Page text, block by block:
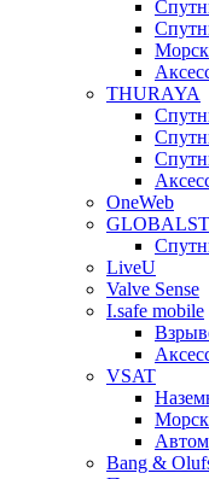
THURAYA
OneWeb
LiveU
Valve Sense
I.safe mobile
VSAT
Bang &